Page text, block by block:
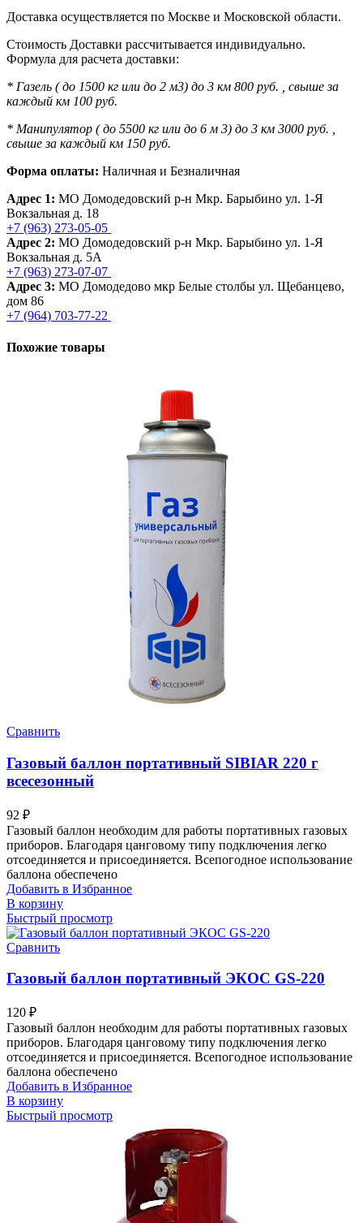
Доставка осуществляется по Москве и Московской области.
Стоимость Доставки рассчитывается индивидуально.
Формула для расчета доставки:
* Газель ( до 1500 кг или до 2 м3) до 3 км 800 руб. , свыше за
каждый км 100 руб.
* Манипулятор ( до 5500 кг или до 6 м 3) до 3 км 3000 руб. ,
свыше за каждый км 150 руб.
Форма оплаты: Наличная и Безналичная
Адрес 1: МО Домодедовский р-н Мкр. Барыбино ул. 1-Я
Вокзальная д. 18
+7 (963) 273-05-05
Адрес 2: МО Домодедовский р-н Мкр. Барыбино ул. 1-Я
Вокзальная д. 5А
+7 (963) 273-07-07
Адрес 3: МО Домодедово мкр Белые столбы ул. Щебанцево,
дом 86
+7 (964) 703-77-22
Похожие товары
Сравнить
Газовый баллон портативный SIBIAR 220 г
всесезонный
92 ₽
Газовый баллон необходим для работы портативных газовых
приборов. Благодаря цанговому типу подключения легко
отсоединяется и присоединяется. Всепогодное использование
баллона обеспечено
Добавить в Избранное
В корзину
Быстрый просмотр
Сравнить
Газовый баллон портативный ЭКОС GS-220
120 ₽
Газовый баллон необходим для работы портативных газовых
приборов. Благодаря цанговому типу подключения легко
отсоединяется и присоединяется. Всепогодное использование
баллона обеспечено
Добавить в Избранное
В корзину
Быстрый просмотр